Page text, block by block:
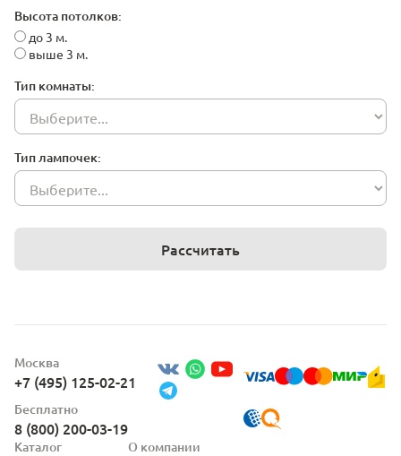
Высота потолков:
до 3 м.
выше 3 м.
Тип комнаты:
Тип лампочек:
Рассчитать
Москва
+7 (495) 125-02-21
Бесплатно
8 (800) 200-03-19
Каталог О компании